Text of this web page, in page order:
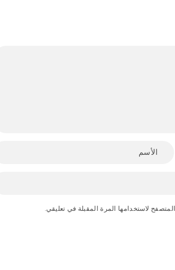
لاستخدامها المرة المقبلة في تعليقي.